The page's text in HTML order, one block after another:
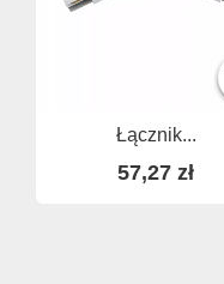
Łącznik...
57,27 zł